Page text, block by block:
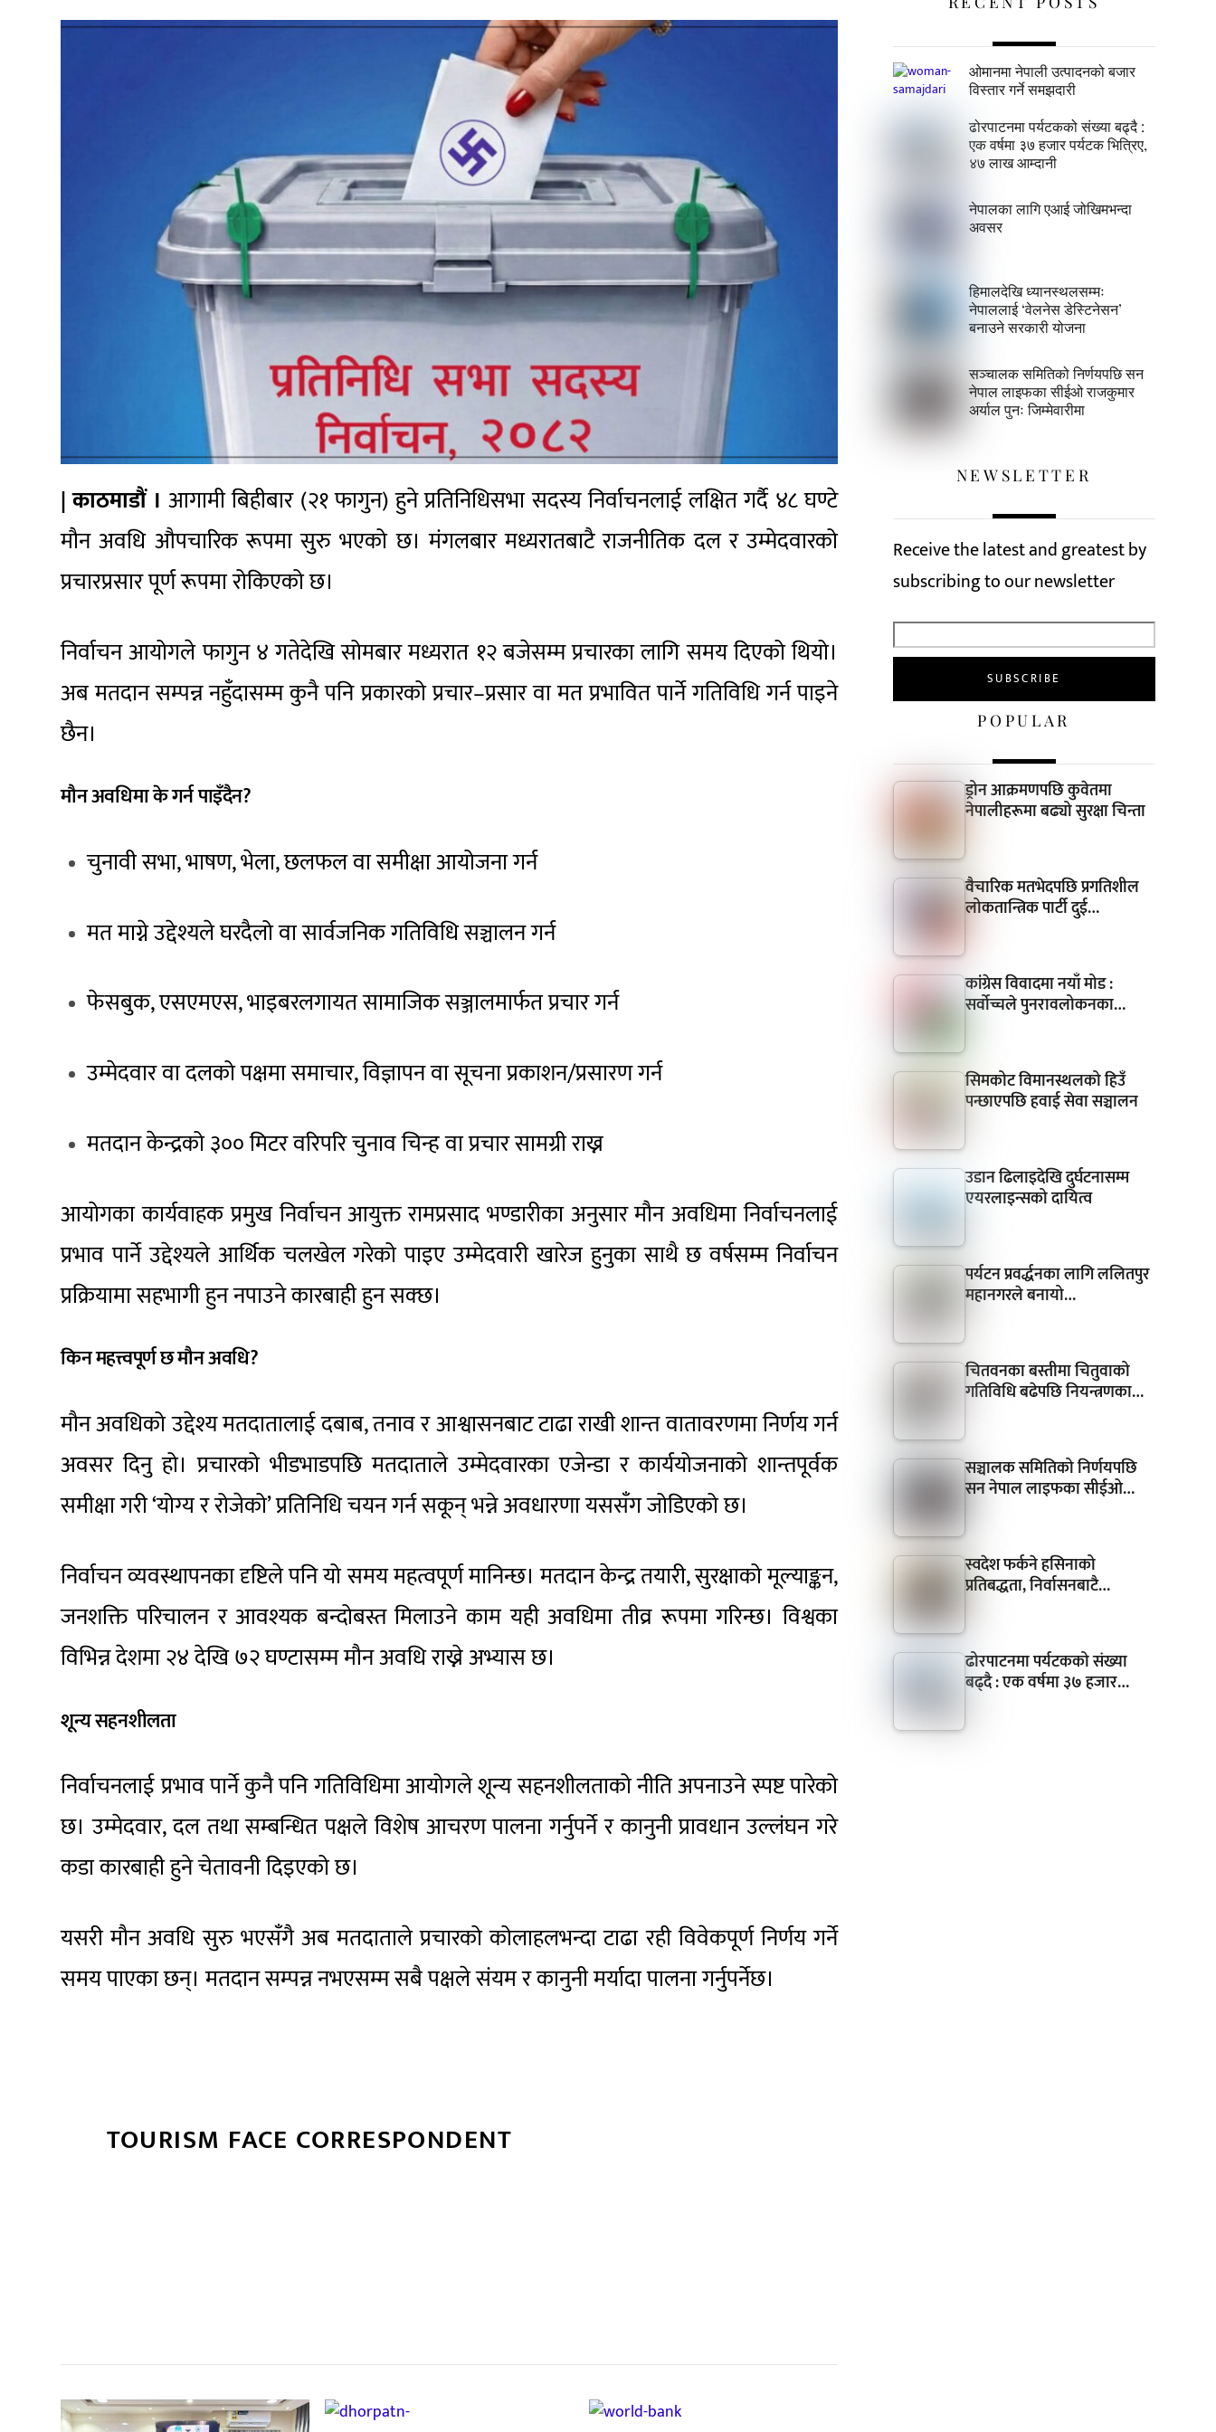
| काठमाडौं ।आगामी बिहीबार (२१ फागुन) हुने प्रतिनिधिसभा सदस्य निर्वाचनलाई लक्षित गर्दै ४८ घण्टे
मौन अवधि औपचारिक रूपमा सुरु भएको छ। मंगलबार मध्यरातबाटै राजनीतिक दल र उम्मेदवारको
प्रचारप्रसार पूर्ण रूपमा रोकिएको छ।
निर्वाचन आयोगले फागुन ४ गतेदेखि सोमबार मध्यरात १२ बजेसम्म प्रचारका लागि समय दिएको थियो।
अब मतदान सम्पन्न नहुँदासम्म कुनै पनि प्रकारको प्रचार–प्रसार वा मत प्रभावित पार्ने गतिविधि गर्न पाइने
छैन।
मौन अवधिमा के गर्न पाइँदैन?
चुनावी सभा, भाषण, भेला, छलफल वा समीक्षा आयोजना गर्न
मत माग्ने उद्देश्यले घरदैलो वा सार्वजनिक गतिविधि सञ्चालन गर्न
फेसबुक, एसएमएस, भाइबरलगायत सामाजिक सञ्जालमार्फत प्रचार गर्न
उम्मेदवार वा दलको पक्षमा समाचार, विज्ञापन वा सूचना प्रकाशन/प्रसारण गर्न
मतदान केन्द्रको ३०० मिटर वरिपरि चुनाव चिन्ह वा प्रचार सामग्री राख्न
आयोगका कार्यवाहक प्रमुख निर्वाचन आयुक्तरामप्रसाद भण्डारीका अनुसार मौन अवधिमा निर्वाचनलाई
प्रभाव पार्ने उद्देश्यले आर्थिक चलखेल गरेको पाइए उम्मेदवारी खारेज हुनुका साथै छ वर्षसम्म निर्वाचन
प्रक्रियामा सहभागी हुन नपाउने कारबाही हुन सक्छ।
किन महत्त्वपूर्ण छ मौन अवधि?
मौन अवधिको उद्देश्य मतदातालाई दबाब, तनाव र आश्वासनबाट टाढा राखी शान्त वातावरणमा निर्णय गर्न
अवसर दिनु हो। प्रचारको भीडभाडपछि मतदाताले उम्मेदवारका एजेन्डा र कार्ययोजनाको शान्तपूर्वक
समीक्षा गरी ‘योग्य र रोजेको’ प्रतिनिधि चयन गर्न सकून् भन्ने अवधारणा यससँग जोडिएको छ।
निर्वाचन व्यवस्थापनका दृष्टिले पनि यो समय महत्वपूर्ण मानिन्छ। मतदान केन्द्र तयारी, सुरक्षाको मूल्याङ्कन,
जनशक्ति परिचालन र आवश्यक बन्दोबस्त मिलाउने काम यही अवधिमा तीव्र रूपमा गरिन्छ। विश्वका
विभिन्न देशमा २४ देखि ७२ घण्टासम्म मौन अवधि राख्ने अभ्यास छ।
शून्य सहनशीलता
निर्वाचनलाई प्रभाव पार्ने कुनै पनि गतिविधिमा आयोगले शून्य सहनशीलताको नीति अपनाउने स्पष्ट पारेको
छ। उम्मेदवार, दल तथा सम्बन्धित पक्षले विशेष आचरण पालना गर्नुपर्ने र कानुनी प्रावधान उल्लंघन गरे
कडा कारबाही हुने चेतावनी दिइएको छ।
यसरी मौन अवधि सुरु भएसँगै अब मतदाताले प्रचारको कोलाहलभन्दा टाढा रही विवेकपूर्ण निर्णय गर्ने
समय पाएका छन्। मतदान सम्पन्न नभएसम्म सबै पक्षले संयम र कानुनी मर्यादा पालना गर्नुपर्नेछ।
TOURISM FACE CORRESPONDENT
,, ,, ,
ओमानमा नेपाली उत्पादनको बजार
विस्तार गर्ने समझदारी
ढोरपाटनमा पर्यटकको संख्या बढ्दै :
एक वर्षमा ३७ हजार पर्यटक भित्रिए,
४७ लाख आम्दानी
नेपालका लागि एआई जोखिमभन्दा
अवसर
हिमालदेखि ध्यानस्थलसम्मः
नेपाललाई ‘वेलनेस डेस्टिनेसन’
बनाउने सरकारी योजना
सञ्चालक समितिको निर्णयपछि सन
नेपाल लाइफका सीईओ राजकुमार
अर्याल पुनः जिम्मेवारीमा
NEWSLETTER
Receive the latest and greatest by
subscribing to our newsletter
POPULAR
ड्रोन आक्रमणपछि कुवेतमा
नेपालीहरूमा बढ्यो सुरक्षा चिन्ता
वैचारिक मतभेदपछि प्रगतिशील
लोकतान्त्रिक पार्टी दुई…
कांग्रेस विवादमा नयाँ मोड :
सर्वोच्चले पुनरावलोकनका…
सिमकोट विमानस्थलको हिउँ
पन्छाएपछि हवाई सेवा सञ्चालन
उडान ढिलाइदेखि दुर्घटनासम्म
एयरलाइन्सको दायित्व
पर्यटन प्रवर्द्धनका लागि ललितपुर
महानगरले बनायो…
चितवनका बस्तीमा चितुवाको
गतिविधि बढेपछि नियन्त्रणका…
सञ्चालक समितिको निर्णयपछि
सन नेपाल लाइफका सीईओ…
स्वदेश फर्कने हसिनाको
प्रतिबद्धता, निर्वासनबाटै…
ढोरपाटनमा पर्यटकको संख्या
बढ्दै : एक वर्षमा ३७ हजार…